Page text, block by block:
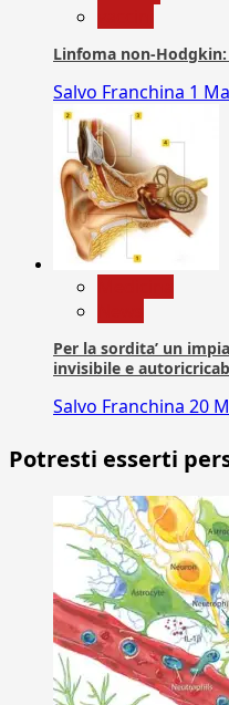
Linfoma non-
Salvo Franchina 1
Per la sordita’ un
invisibile e
Salvo Franchina 20
Potresti esserti